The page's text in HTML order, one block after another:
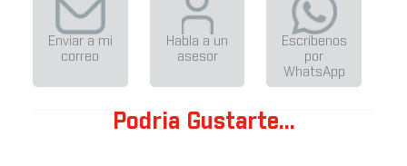
Enviar a mi
correo
Habla a un
asesor
Escríbenos
por
WhatsApp
Podria Gustarte...